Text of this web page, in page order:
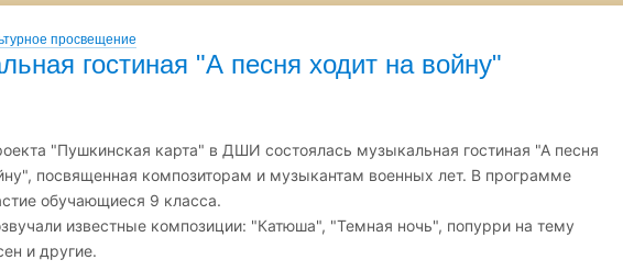
просвещение
гостиная "А песня ходит на войну"
"Пушкинская карта" в ДШИ состоялась музыкальная гостиная "А песня
посвященная композиторам и музыкантам военных лет. В программе
обучающиеся 9 класса.
известные композиции: "Катюша", "Темная ночь", попурри на тему
и другие.